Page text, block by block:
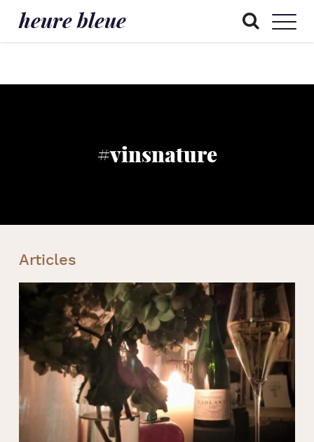
heure bleue
#vinsnature
Articles